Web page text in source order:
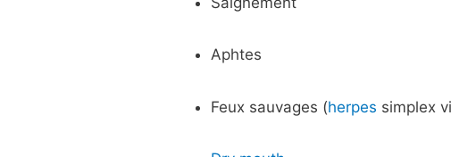
Aphtes
Feux sauvages (herpes simplex